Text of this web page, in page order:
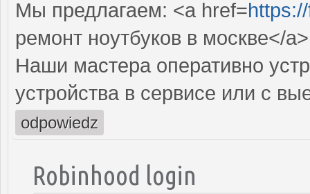
Мы предлагаем: <a href=
ремонт ноутбуков в москве</a>
Наши мастера оперативно
устройства в сервисе или с
odpowiedz
Robinhood login